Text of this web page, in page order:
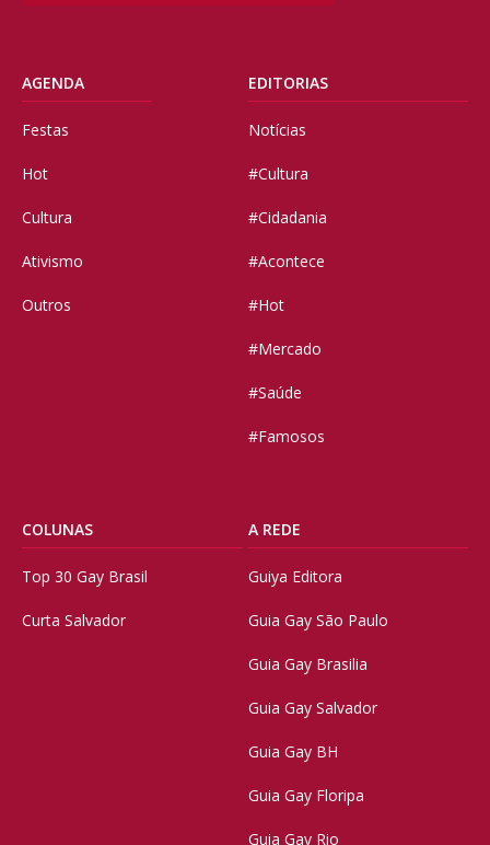
AGENDA
Festas
Hot
Cultura
Ativismo
Outros
EDITORIAS
Notícias
#Cultura
#Cidadania
#Acontece
#Hot
#Mercado
#Saúde
#Famosos
COLUNAS
Top 30 Gay Brasil
Curta Salvador
A REDE
Guiya Editora
Guia Gay São Paulo
Guia Gay Brasilia
Guia Gay Salvador
Guia Gay BH
Guia Gay Floripa
Guia Gay Rio